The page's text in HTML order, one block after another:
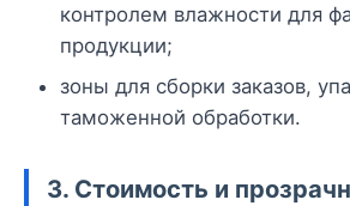
контролем влажности для
продукции;
зоны для сборки заказов,
таможенной обработки.
3. Стоимость и